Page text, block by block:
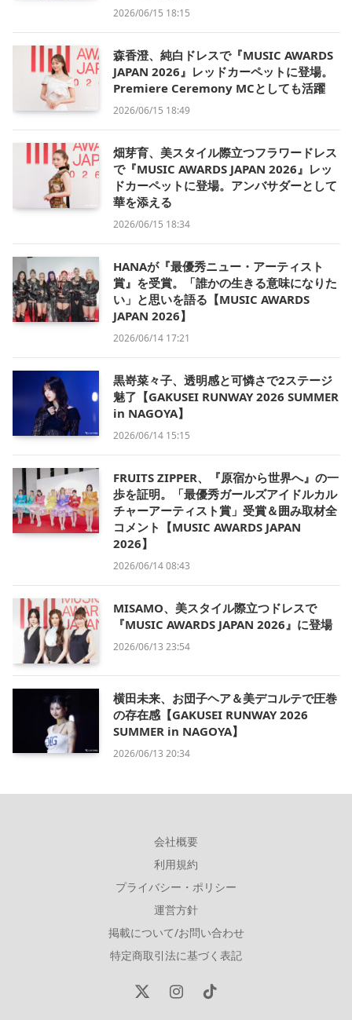
2026/06/15 18:15
森香澄、純白ドレスで『MUSIC AWARDS
JAPAN 2026』レッドカーペットに登場。
Premiere Ceremony MCとしても活躍
2026/06/15 18:49
畑芽育、美スタイル際立つフラワードレス
で『MUSIC AWARDS JAPAN 2026』レッ
ドカーペットに登場。アンバサダーとして
華を添える
2026/06/15 18:34
HANAが『最優秀ニュー・アーティスト
賞』を受賞。「誰かの生きる意味になりた
い」と思いを語る【MUSIC AWARDS
JAPAN 2026】
2026/06/14 17:21
黒嵜菜々子、透明感と可憐さで2ステージ
魅了【GAKUSEI RUNWAY 2026 SUMMER
in NAGOYA】
2026/06/14 15:15
FRUITS ZIPPER、『原宿から世界へ』の一
歩を証明。「最優秀ガールズアイドルカル
チャーアーティスト賞」受賞＆囲み取材全
コメント【MUSIC AWARDS JAPAN
2026】
2026/06/14 08:43
MISAMO、美スタイル際立つドレスで
『MUSIC AWARDS JAPAN 2026』に登場
2026/06/13 23:54
横田未来、お団子ヘア＆美デコルテで圧巻
の存在感【GAKUSEI RUNWAY 2026
SUMMER in NAGOYA】
2026/06/13 20:34
会社概要
利用規約
プライバシー・ポリシー
運営方針
掲載について/お問い合わせ
特定商取引法に基づく表記
X
InstagramTikTok